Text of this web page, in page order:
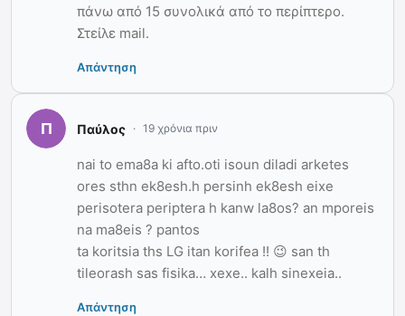
πάνω από 15 συνολικά από το περίπτερο.
Στείλε mail.
Απάντηση
Παύλος 19 χρόνια πριν
nai to ema8a ki afto.oti isoun diladi arketes
ores sthn ek8esh.h persinh ek8esh eixe
perisotera periptera h kanw la8os? an mporeis
na ma8eis ? pantos
ta koritsia ths LG itan korifea !! 😉 san th
tileorash sas fisika… xexe.. kalh sinexeia..
Απάντηση